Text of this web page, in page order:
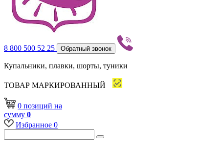
8 800 500 52 25 Обратный звонок
Купальники, плавки, шорты, туники
ТОВАР МАРКИРОВАННЫЙ
0 позиций на
сумму 0
Избранное 0